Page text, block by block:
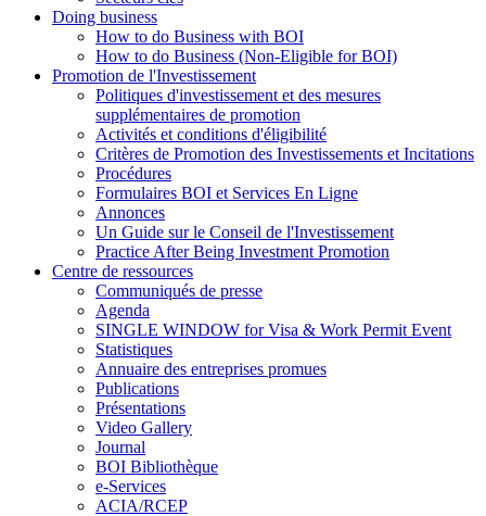
Doing business
How to do Business with BOI
How to do Business (Non-Eligible for BOI)
Promotion de l'Investissement
Politiques d'investissement et des mesures
supplémentaires de promotion
Activités et conditions d'éligibilité
Critères de Promotion des Investissements et Incitations
Procédures
Formulaires BOI et Services En Ligne
Annonces
Un Guide sur le Conseil de l'Investissement
Practice After Being Investment Promotion
Centre de ressources
Communiqués de presse
Agenda
SINGLE WINDOW for Visa & Work Permit Event
Statistiques
Annuaire des entreprises promues
Publications
Présentations
Video Gallery
Journal
BOI Bibliothèque
e-Services
ACIA/RCEP